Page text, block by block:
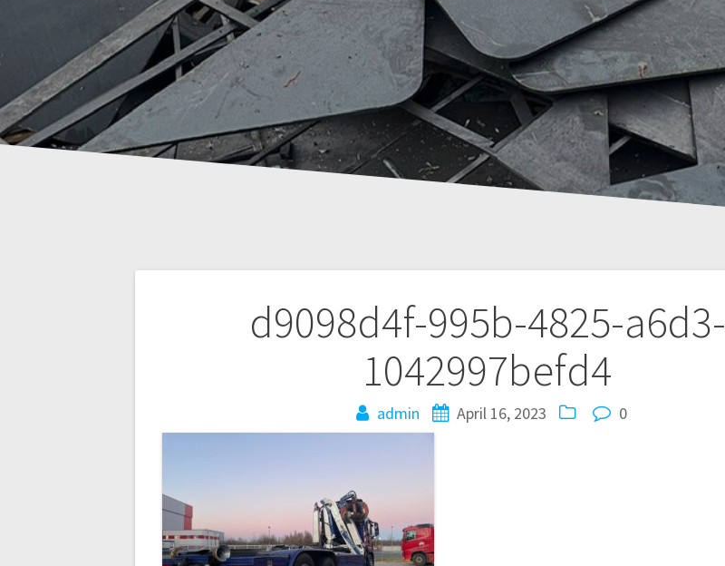
d9098d4f-995b-4825-a6d3-
1042997befd4
admin April 16, 2023 0
Beitrags-